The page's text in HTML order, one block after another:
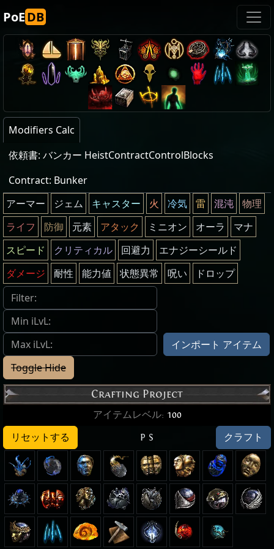
PoEDB
Modifiers Calc
依頼書: バンカー HeistContractControlBlocks
Contract: Bunker
アーマー
ジェム キャスター 火 冷気 雷 混沌
物理
ライフ
防御 元素 アタック ミニオン オーラ
マナ
スピード
クリティカル 回避力
エナジーシールド
ダメージ
耐性 能力値 状態異常 呪い ドロップ
インポート アイテム
Toggle Hide
Crafting Project
アイテムレベル: 100
リセットする P S クラフト